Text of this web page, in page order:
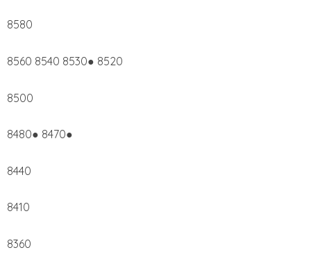
8580
8560 8540 8530● 8520
8500
8480● 8470●
8440
8410
8360